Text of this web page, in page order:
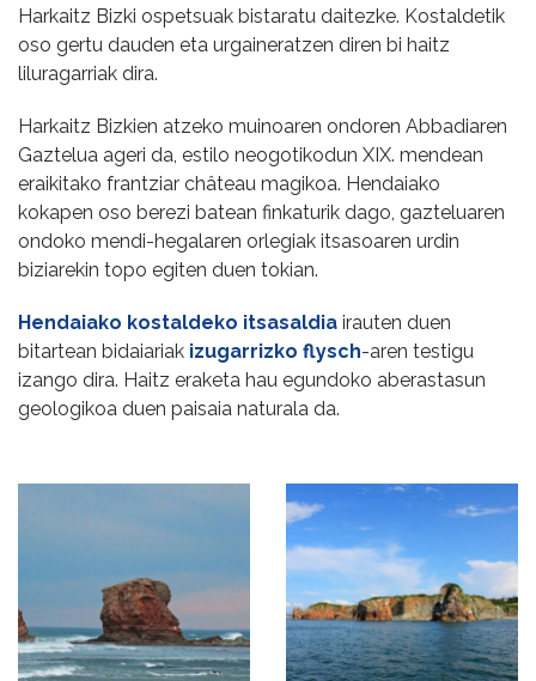
Harkaitz Bizki ospetsuak bistaratu daitezke. Kostaldetik
oso gertu dauden eta urgaineratzen diren bi haitz
liluragarriak dira.
Harkaitz Bizkien atzeko muinoaren ondoren Abbadiaren
Gaztelua ageri da, estilo neogotikodun XIX. mendean
eraikitako frantziar château magikoa. Hendaiako
kokapen oso berezi batean finkaturik dago, gazteluaren
ondoko mendi-hegalaren orlegiak itsasoaren urdin
biziarekin topo egiten duen tokian.
Hendaiako kostaldeko itsasaldia irauten duen
bitartean bidaiariak izugarrizko flysch-aren testigu
izango dira. Haitz eraketa hau egundoko aberastasun
geologikoa duen paisaia naturala da.